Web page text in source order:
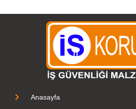
Anasayfa